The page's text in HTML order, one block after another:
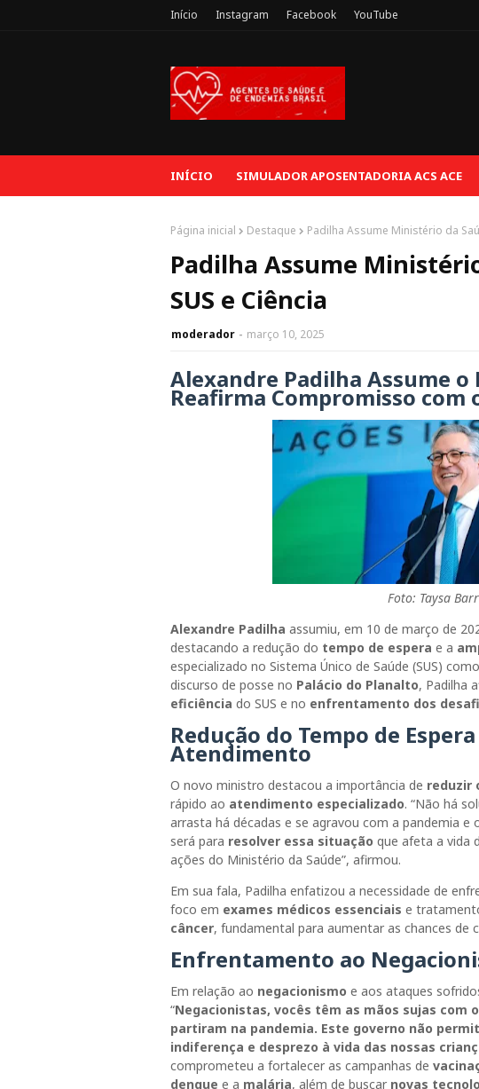
Início Instagram Facebook YouTube
INÍCIO SIMULADOR APOSENTADORIA ACS ACE
Página inicial Destaque Padilha Assume Ministério da
Padilha Assume
SUS e Ciência
moderador março 10, 2025
Alexandre Padilha Assume
Reafirma Compromisso com
Foto: Taysa
Alexandre Padilha assumiu, em 10 de março de
destacando a redução do tempo de espera e a
especializado no Sistema Único de Saúde (SUS)
discurso de posse no Palácio do Planalto, Padilha
eficiência do SUS e no enfrentamento dos
Redução do Tempo de
Atendimento
O novo ministro destacou a importância de reduzir
rápido ao atendimento especializado. “Não há
arrasta há décadas e se agravou com a pandemia
será para resolver essa situação que afeta a vida
ações do Ministério da Saúde”, afirmou.
Em sua fala, Padilha enfatizou a necessidade de
foco em exames médicos essenciais e
câncer, fundamental para aumentar as chances de
Enfrentamento ao
Em relação ao negacionismo e aos ataques
“Negacionistas, vocês têm as mãos sujas com
partiram na pandemia. Este governo não
indiferença e desprezo à vida das nossas
comprometeu a fortalecer as campanhas de
dengue e a malária, além de buscar novas